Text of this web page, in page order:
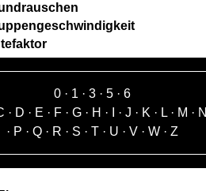
0 · 1 ·3 ·5 ·6
· D · E · F· G· H · · J · K · L· M · N
· P ·Q · R · S ·T · U ·V ·W ·Z